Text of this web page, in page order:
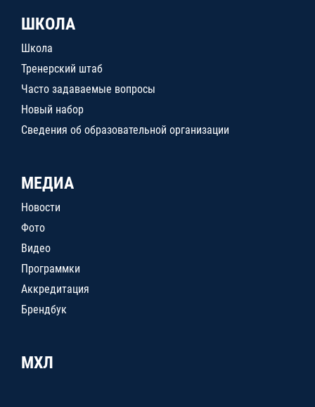
ШКОЛА
Школа
Тренерский штаб
Часто задаваемые вопросы
Новый набор
Сведения об образовательной организации
МЕДИА
Новости
Фото
Видео
Программки
Аккредитация
Брендбук
МХЛ